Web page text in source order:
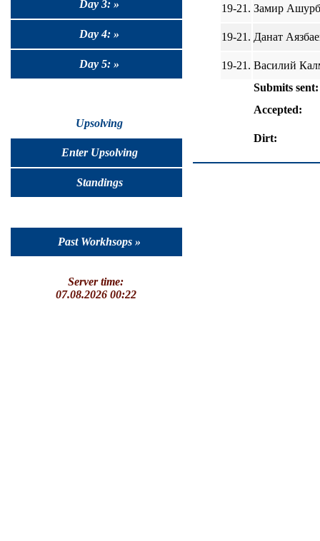
Day 3: »
Day 4: »
Day 5: »
Upsolving
Enter Upsolving
Standings
Past Workhsops »
Server time:
07.08.2026 00:22
19-21. Замир
19-21. Данат
19-21. Василий
Submits sent:
Accepted:
Dirt: